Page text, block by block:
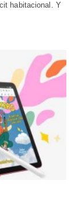
habitacional. Y